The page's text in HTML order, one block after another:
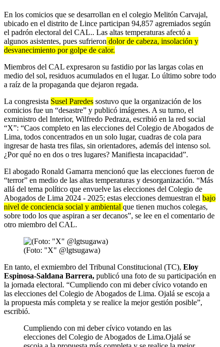
En los comicios que se desarrollan en el colegio Melitón Carvajal,
ubicado en el distrito de Lince participan 94,857 agremiados según
el padrón electoral del CAL.. Las altas temperaturas afectó a
algunos asistentes, pues sufrieron dolor de cabeza, insolación y
desvanecimiento por golpe de calor.
Miembros del CAL expresaron su fastidio por las largas colas en
medio del sol, residuos acumulados en el lugar. Lo último sobre todo
a raíz de la propaganda que dejaron regada.
La congresista Susel Paredes sostuvo que la organización de los
comicios fue un “desastre” y publicó imágenes. A su turno, el
exministro del Interior, Wilfredo Pedraza, escribió en la red social
“X”: “Caos completo en las elecciones del Colegio de Abogados de
Lima, todos concentrados en un solo lugar, cuadras de cola para
ingresar de hasta tres filas, sin orientadores, además del intenso sol.
¿Por qué no en dos o tres lugares? Manifiesta incapacidad”.
El abogado Ronald Gamarra mencionó que las elecciones fueron de
“terror” en medio de las altas temperaturas y desorganización. “Más
allá del tema político que envuelve las elecciones del Colegio de
Abogados de Lima 2024 - 2025; estas elecciones demuestran el bajo
nivel de conciencia social y ambiental que tienen muchos colegas,
sobre todo los que aspiran a ser decanos”, se lee en el comentario de
otro miembro del CAL.
(Foto: "X" @lgtsugawa)
En tanto, el exmiembro del Tribunal Constitucional (TC), Eloy
Espinosa-Saldana Barrera, publicó una foto de su participación en
la jornada electoral. “Cumpliendo con mi deber cívico votando en
las elecciones del Colegio de Abogados de Lima. Ojalá se escoja a
la propuesta más completa y se realice la mejor gestión posible”,
escribió.
Cumpliendo con mi deber cívico votando en las
elecciones del Colegio de Abogados de Lima.Ojalá se